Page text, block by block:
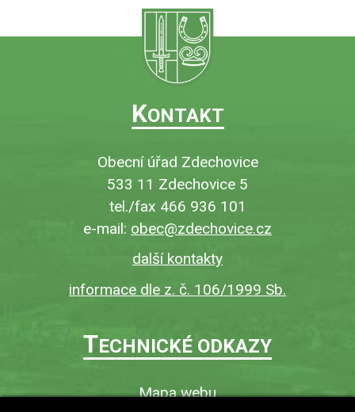
KONTAKT
Obecní úřad Zdechovice
533 11 Zdechovice 5
tel./fax 466 936 101
e-mail: obec@zdechovice.cz
další kontakty
informace dle z. č. 106/1999 Sb.
TECHNICKÉ ODKAZY
Mapa webu